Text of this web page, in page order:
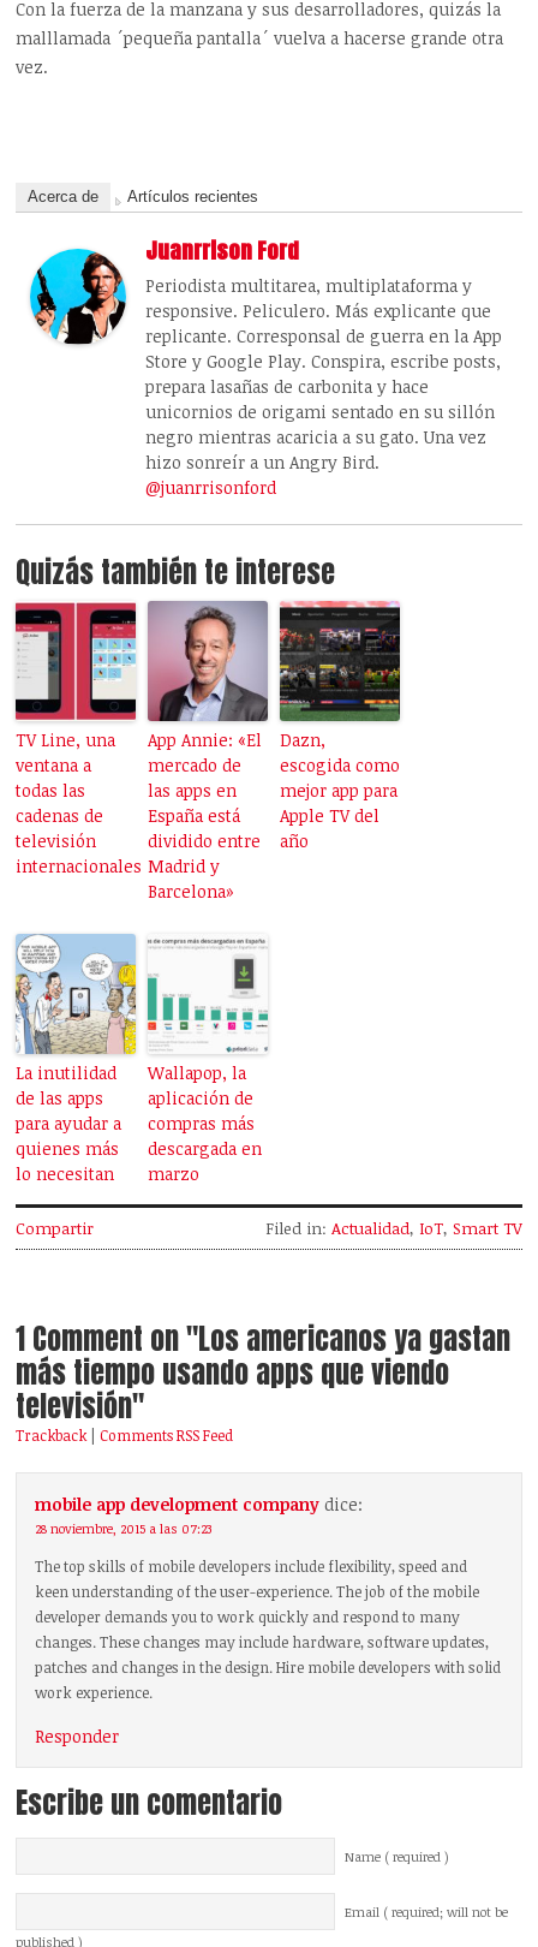
Con la fuerza de la manzana y sus desarrolladores, quizás la
malllamada ´pequeña pantalla´ vuelva a hacerse grande otra
vez.
Acerca de Artículos recientes
Juanrrison Ford
Periodista multitarea, multiplataforma y
responsive. Peliculero. Más explicante que
replicante. Corresponsal de guerra en la App
Store y Google Play. Conspira, escribe posts,
prepara lasañas de carbonita y hace
unicornios de origami sentado en su sillón
negro mientras acaricia a su gato. Una vez
hizo sonreír a un Angry Bird.
@juanrrisonford
Quizás también te interese
TV Line, una
ventana a
todas las
cadenas de
televisión
internacionales
App Annie: «El
mercado de
las apps en
España está
dividido entre
Madrid y
Barcelona»
Dazn,
escogida como
mejor app para
Apple TV del
año
La inutilidad
de las apps
para ayudar a
quienes más
lo necesitan
Wallapop, la
aplicación de
compras más
descargada en
marzo
Compartir Filed in: Actualidad, IoT, Smart TV
1 Comment on "Los americanos ya gastan
más tiempo usando apps que viendo
televisión"
Trackback|Comments RSS Feed
mobile app development company dice:
28 noviembre, 2015 a las 07:23
The top skills of mobile developers include flexibility, speed and
keen understanding of the user-experience. The job of the mobile
developer demands you to work quickly and respond to many
changes. These changes may include hardware, software updates,
patches and changes in the design. Hire mobile developers with solid
work experience.
Responder
Escribe un comentario
Name ( required )
Email ( required; will not be
published )